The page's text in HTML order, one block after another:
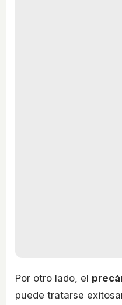
Por otro lado, el
puede tratarse